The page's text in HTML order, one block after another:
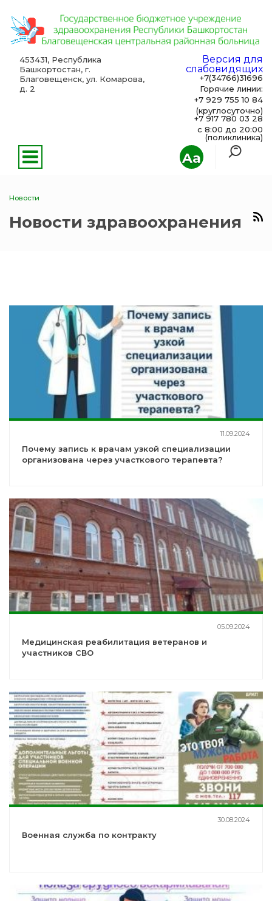
Aa
453431, Республика
Башкортостан, г.
Благовещенск, ул. Комарова,
д. 2
Версия для
слабовидящих
+7(34766)31696
Горячие линии:
+7 929 755 10 84
(круглосуточно)
+7 917 780 03 28
с 8:00 до 20:00
(поликлиника)
Новости
Новости здравоохранения
11.09.2024
Почему запись к врачам узкой специализации
организована через участкового терапевта?
05.09.2024
Медицинская реабилитация ветеранов и
участников СВО
30.08.2024
Военная служба по контракту